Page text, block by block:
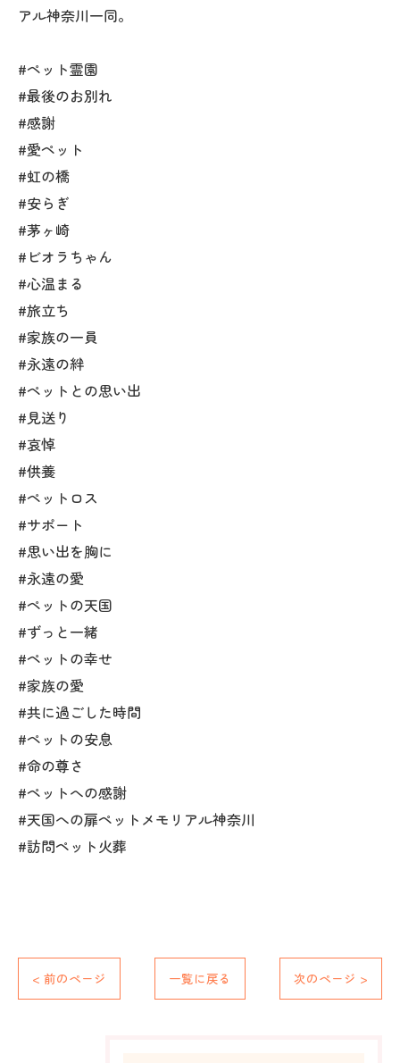
アル神奈川一同。
#ペット霊園
#最後のお別れ
#感謝
#愛ペット
#虹の橋
#安らぎ
#茅ヶ崎
#ビオラちゃん
#心温まる
#旅立ち
#家族の一員
#永遠の絆
#ペットとの思い出
#見送り
#哀悼
#供養
#ペットロス
#サポート
#思い出を胸に
#永遠の愛
#ペットの天国
#ずっと一緒
#ペットの幸せ
#家族の愛
#共に過ごした時間
#ペットの安息
#命の尊さ
#ペットへの感謝
#天国への扉ペットメモリアル神奈川
#訪問ペット火葬
< 前のページ 一覧に戻る 次のページ >